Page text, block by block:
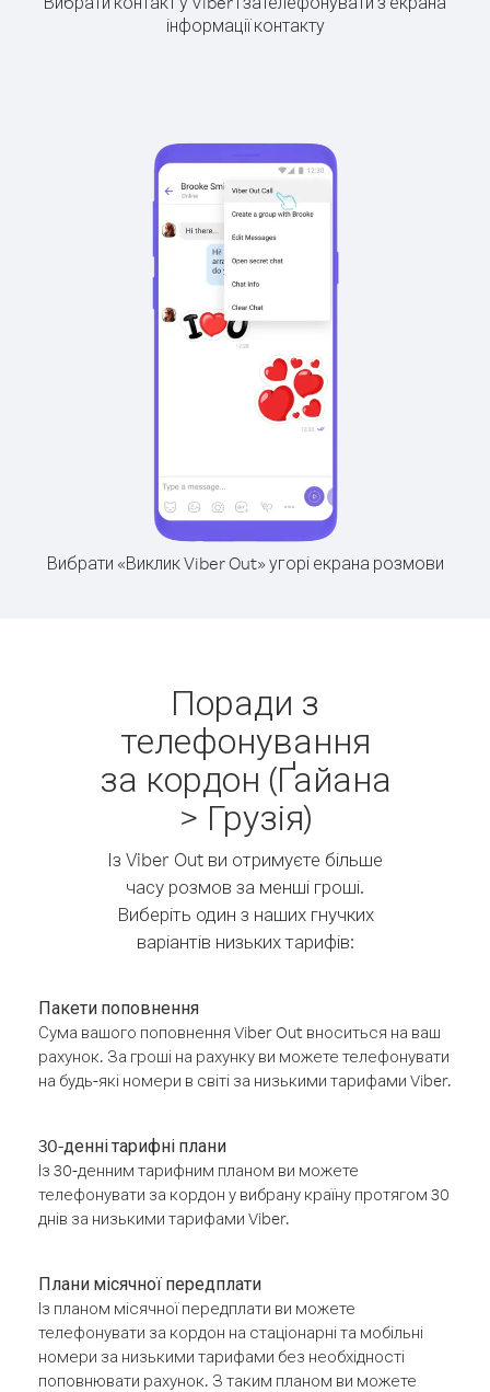
інформації контакту
Вибрати «Виклик Viber Out» угорі екрана розмови
Поради з
телефонування
за кордон (Ґайана
> Грузія)
Із Viber Out ви отримуєте більше
часу розмов за менші гроші.
Виберіть один з наших гнучких
варіантів низьких тарифів:
Пакети поповнення
Сума вашого поповнення Viber Out вноситься на ваш
рахунок. За гроші на рахунку ви можете телефонувати
на будь-які номери в світі за низькими тарифами Viber.
30-денні тарифні плани
Із 30-денним тарифним планом ви можете
телефонувати за кордон у вибрану країну протягом 30
днів за низькими тарифами Viber.
Плани місячної передплати
Із планом місячної передплати ви можете
телефонувати за кордон на стаціонарні та мобільні
номери за низькими тарифами без необхідності
поповнювати рахунок. З таким планом ви можете